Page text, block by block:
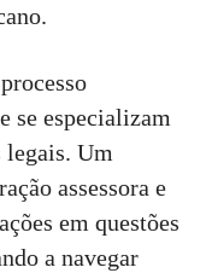
se especializam
legais. Um
assessora e
em questões
a navegar